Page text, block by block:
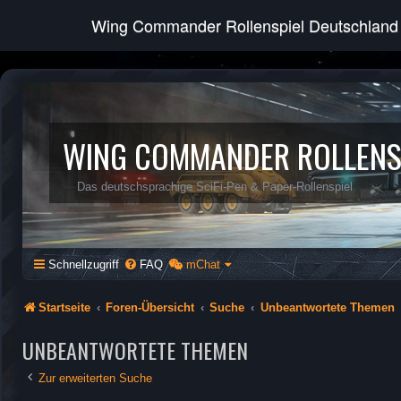
Wing Commander Rollenspiel Deutschland
WING COMMANDER
Das deutschsprachige SciFi-Pen & Paper-Rollenspiel
Schnellzugriff FAQ mChat
Startseite Foren-Übersicht Suche Unbeantwortete Themen
UNBEANTWORTETE THEMEN
Zur erweiterten Suche